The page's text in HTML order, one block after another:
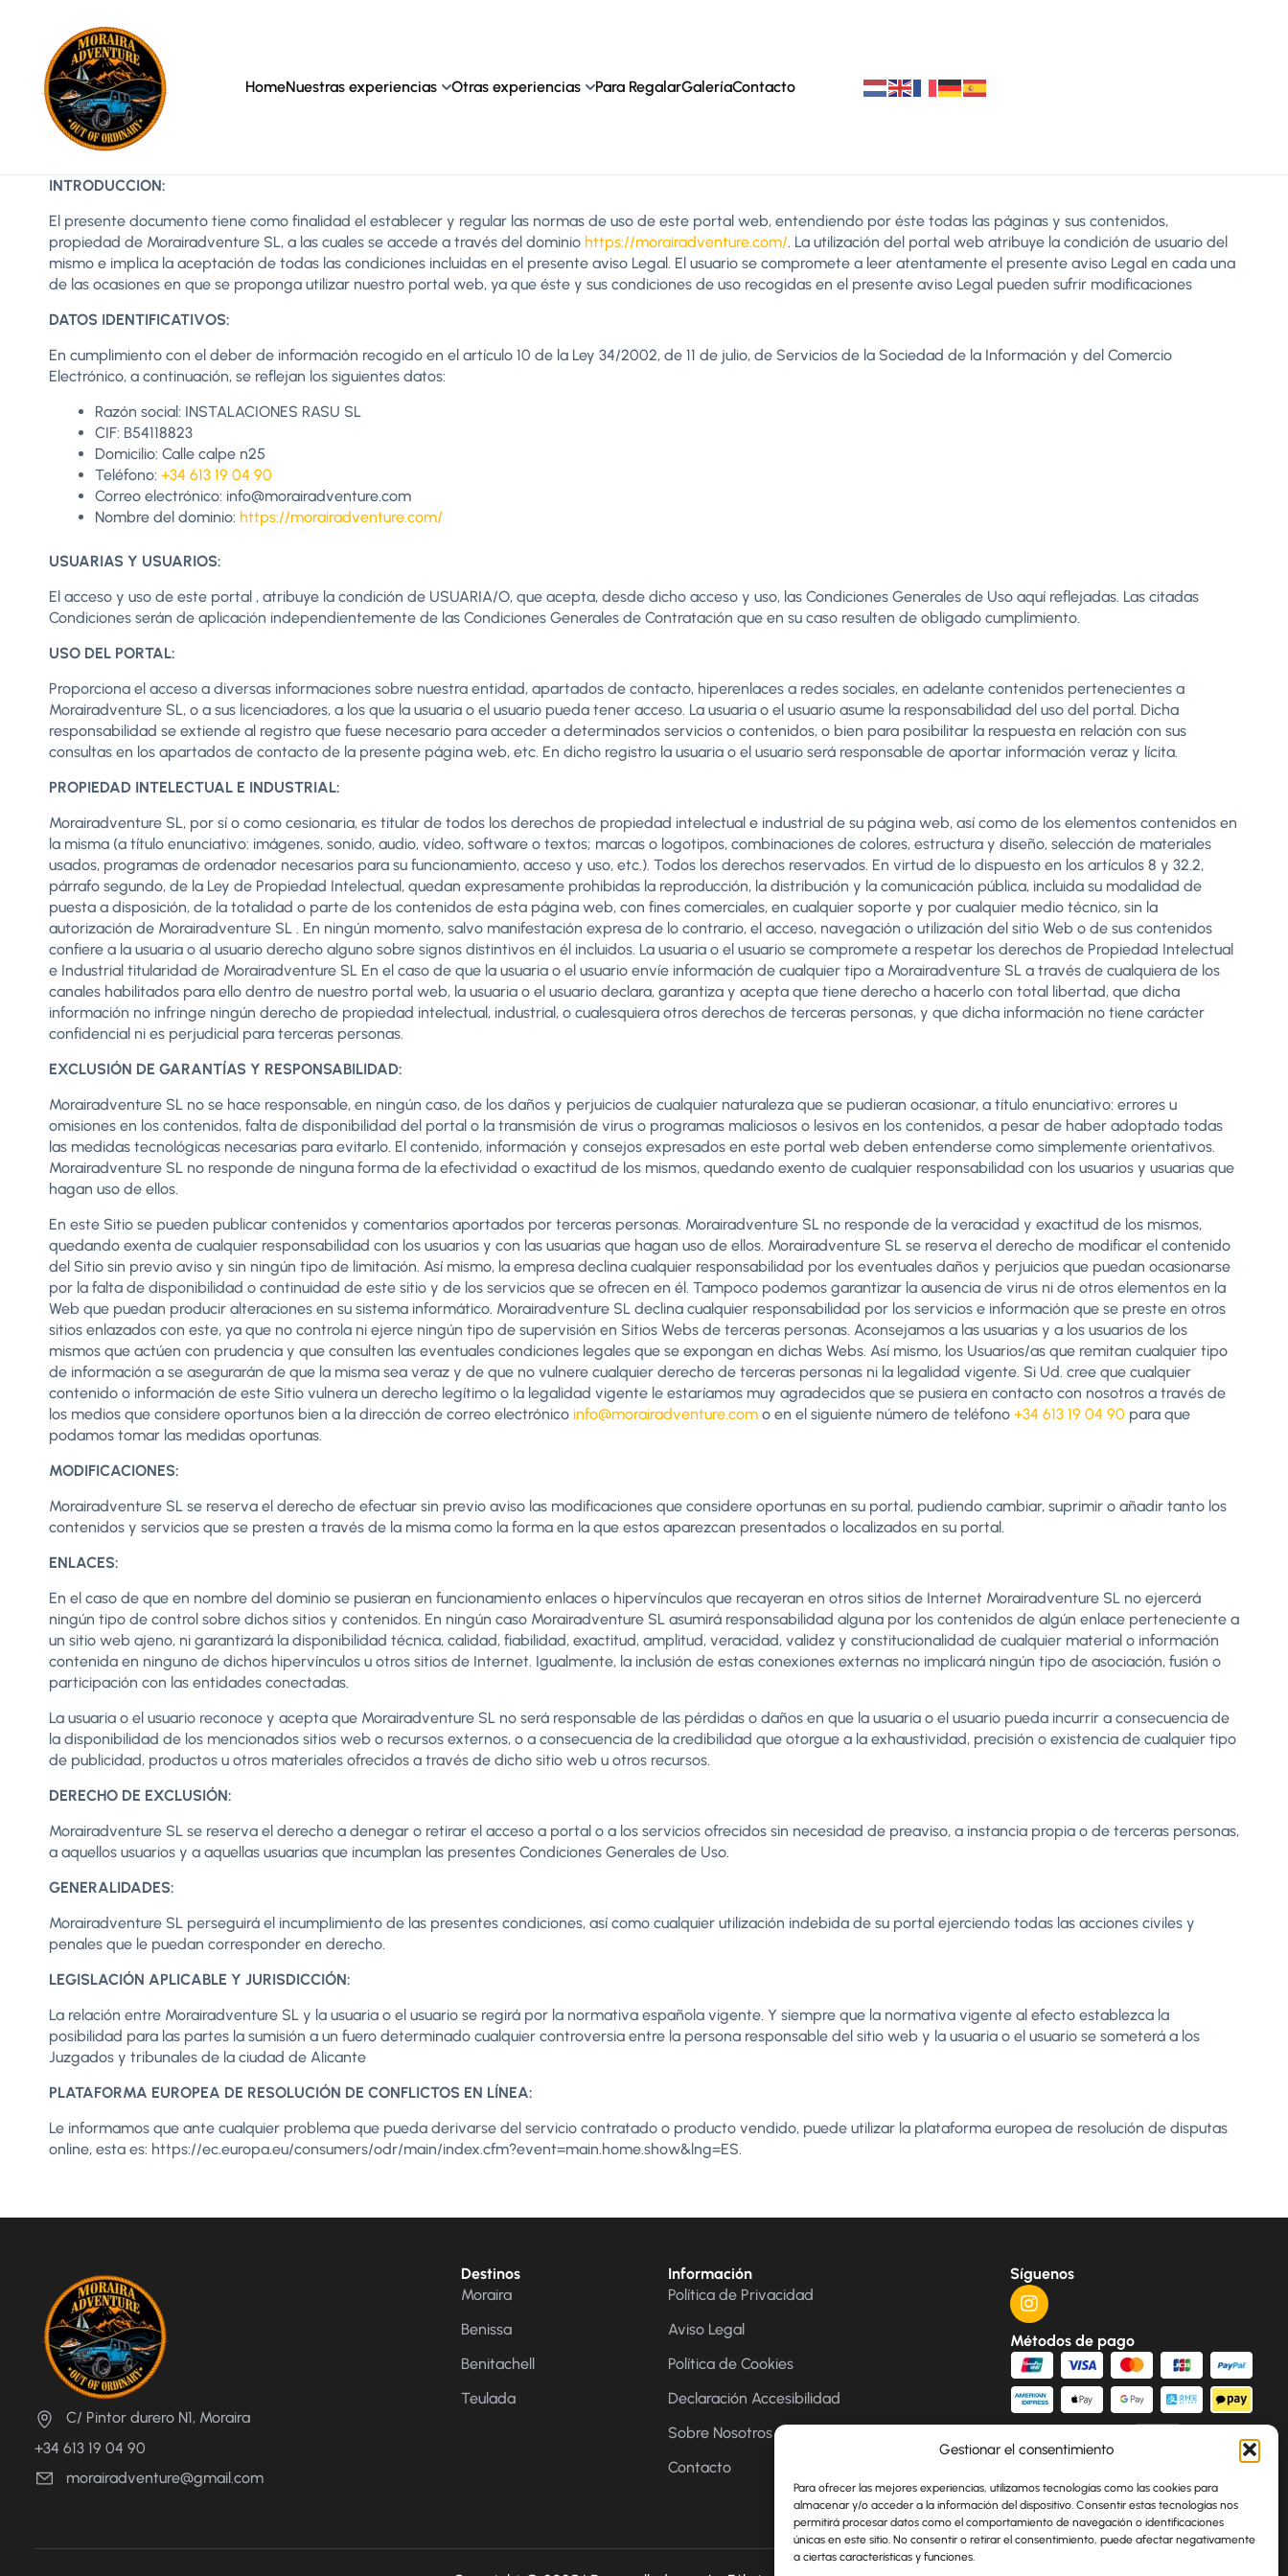
Gestionar el consentimiento
Para ofrecer las mejores experiencias, utilizamos tecnologías como las cookies para
almacenar y/o acceder a la información del dispositivo. Consentir estas tecnologías nos
permitirá procesar datos como el comportamiento de navegación o identificaciones
únicas en este sitio. No consentir o retirar el consentimiento, puede afectar negativamente
a ciertas características y funciones.
HomeNuestras experiencias Otras experiencias Para RegalarGaleríaContacto
INTRODUCCION:
El presente documento tiene como finalidad el establecer y regular las normas de uso de este portal web, entendiendo por éste todas las páginas y sus contenidos,
propiedad de Morairadventure SL, a las cuales se accede a través del dominio https://morairadventure.com/. La utilización del portal web atribuye la condición de usuario del
mismo e implica la aceptación de todas las condiciones incluidas en el presente aviso Legal. El usuario se compromete a leer atentamente el presente aviso Legal en cada una
de las ocasiones en que se proponga utilizar nuestro portal web, ya que éste y sus condiciones de uso recogidas en el presente aviso Legal pueden sufrir modificaciones
DATOS IDENTIFICATIVOS:
En cumplimiento con el deber de información recogido en el artículo 10 de la Ley 34/2002, de 11 de julio, de Servicios de la Sociedad de la Información y del Comercio
Electrónico, a continuación, se reflejan los siguientes datos:
Razón social: INSTALACIONES RASU SL
CIF: B54118823
Domicilio: Calle calpe n25
Teléfono: +34 613 19 04 90
Correo electrónico: info@morairadventure.com
Nombre del dominio: https://morairadventure.com/
USUARIAS Y USUARIOS:
El acceso y uso de este portal , atribuye la condición de USUARIA/O, que acepta, desde dicho acceso y uso, las Condiciones Generales de Uso aquí reflejadas. Las citadas
Condiciones serán de aplicación independientemente de las Condiciones Generales de Contratación que en su caso resulten de obligado cumplimiento.
USO DEL PORTAL:
Proporciona el acceso a diversas informaciones sobre nuestra entidad, apartados de contacto, hiperenlaces a redes sociales, en adelante contenidos pertenecientes a
Morairadventure SL, o a sus licenciadores, a los que la usuaria o el usuario pueda tener acceso. La usuaria o el usuario asume la responsabilidad del uso del portal. Dicha
responsabilidad se extiende al registro que fuese necesario para acceder a determinados servicios o contenidos, o bien para posibilitar la respuesta en relación con sus
consultas en los apartados de contacto de la presente página web, etc. En dicho registro la usuaria o el usuario será responsable de aportar información veraz y lícita.
PROPIEDAD INTELECTUAL E INDUSTRIAL:
Morairadventure SL, por sí o como cesionaria, es titular de todos los derechos de propiedad intelectual e industrial de su página web, así como de los elementos contenidos en
la misma (a título enunciativo: imágenes, sonido, audio, vídeo, software o textos; marcas o logotipos, combinaciones de colores, estructura y diseño, selección de materiales
usados, programas de ordenador necesarios para su funcionamiento, acceso y uso, etc.). Todos los derechos reservados. En virtud de lo dispuesto en los artículos 8 y 32.2,
párrafo segundo, de la Ley de Propiedad Intelectual, quedan expresamente prohibidas la reproducción, la distribución y la comunicación pública, incluida su modalidad de
puesta a disposición, de la totalidad o parte de los contenidos de esta página web, con fines comerciales, en cualquier soporte y por cualquier medio técnico, sin la
autorización de Morairadventure SL . En ningún momento, salvo manifestación expresa de lo contrario, el acceso, navegación o utilización del sitio Web o de sus contenidos
confiere a la usuaria o al usuario derecho alguno sobre signos distintivos en él incluidos. La usuaria o el usuario se compromete a respetar los derechos de Propiedad Intelectual
e Industrial titularidad de Morairadventure SL En el caso de que la usuaria o el usuario envíe información de cualquier tipo a Morairadventure SL a través de cualquiera de los
canales habilitados para ello dentro de nuestro portal web, la usuaria o el usuario declara, garantiza y acepta que tiene derecho a hacerlo con total libertad, que dicha
información no infringe ningún derecho de propiedad intelectual, industrial, o cualesquiera otros derechos de terceras personas, y que dicha información no tiene carácter
confidencial ni es perjudicial para terceras personas.
EXCLUSIÓN DE GARANTÍAS Y RESPONSABILIDAD:
Morairadventure SL no se hace responsable, en ningún caso, de los daños y perjuicios de cualquier naturaleza que se pudieran ocasionar, a título enunciativo: errores u
omisiones en los contenidos, falta de disponibilidad del portal o la transmisión de virus o programas maliciosos o lesivos en los contenidos, a pesar de haber adoptado todas
las medidas tecnológicas necesarias para evitarlo. El contenido, información y consejos expresados en este portal web deben entenderse como simplemente orientativos.
Morairadventure SL no responde de ninguna forma de la efectividad o exactitud de los mismos, quedando exento de cualquier responsabilidad con los usuarios y usuarias que
hagan uso de ellos.
En este Sitio se pueden publicar contenidos y comentarios aportados por terceras personas. Morairadventure SL no responde de la veracidad y exactitud de los mismos,
quedando exenta de cualquier responsabilidad con los usuarios y con las usuarias que hagan uso de ellos. Morairadventure SL se reserva el derecho de modificar el contenido
del Sitio sin previo aviso y sin ningún tipo de limitación. Así mismo, la empresa declina cualquier responsabilidad por los eventuales daños y perjuicios que puedan ocasionarse
por la falta de disponibilidad o continuidad de este sitio y de los servicios que se ofrecen en él. Tampoco podemos garantizar la ausencia de virus ni de otros elementos en la
Web que puedan producir alteraciones en su sistema informático. Morairadventure SL declina cualquier responsabilidad por los servicios e información que se preste en otros
sitios enlazados con este, ya que no controla ni ejerce ningún tipo de supervisión en Sitios Webs de terceras personas. Aconsejamos a las usuarias y a los usuarios de los
mismos que actúen con prudencia y que consulten las eventuales condiciones legales que se expongan en dichas Webs. Así mismo, los Usuarios/as que remitan cualquier tipo
de información a se asegurarán de que la misma sea veraz y de que no vulnere cualquier derecho de terceras personas ni la legalidad vigente. Si Ud. cree que cualquier
contenido o información de este Sitio vulnera un derecho legítimo o la legalidad vigente le estaríamos muy agradecidos que se pusiera en contacto con nosotros a través de
los medios que considere oportunos bien a la dirección de correo electrónico info@morairadventure.com o en el siguiente número de teléfono +34 613 19 04 90 para que
podamos tomar las medidas oportunas.
MODIFICACIONES:
Morairadventure SL se reserva el derecho de efectuar sin previo aviso las modificaciones que considere oportunas en su portal, pudiendo cambiar, suprimir o añadir tanto los
contenidos y servicios que se presten a través de la misma como la forma en la que estos aparezcan presentados o localizados en su portal.
ENLACES:
En el caso de que en nombre del dominio se pusieran en funcionamiento enlaces o hipervínculos que recayeran en otros sitios de Internet Morairadventure SL no ejercerá
ningún tipo de control sobre dichos sitios y contenidos. En ningún caso Morairadventure SL asumirá responsabilidad alguna por los contenidos de algún enlace perteneciente a
un sitio web ajeno, ni garantizará la disponibilidad técnica, calidad, fiabilidad, exactitud, amplitud, veracidad, validez y constitucionalidad de cualquier material o información
contenida en ninguno de dichos hipervínculos u otros sitios de Internet. Igualmente, la inclusión de estas conexiones externas no implicará ningún tipo de asociación, fusión o
participación con las entidades conectadas.
La usuaria o el usuario reconoce y acepta que Morairadventure SL no será responsable de las pérdidas o daños en que la usuaria o el usuario pueda incurrir a consecuencia de
la disponibilidad de los mencionados sitios web o recursos externos, o a consecuencia de la credibilidad que otorgue a la exhaustividad, precisión o existencia de cualquier tipo
de publicidad, productos u otros materiales ofrecidos a través de dicho sitio web u otros recursos.
DERECHO DE EXCLUSIÓN:
Morairadventure SL se reserva el derecho a denegar o retirar el acceso a portal o a los servicios ofrecidos sin necesidad de preaviso, a instancia propia o de terceras personas,
a aquellos usuarios y a aquellas usuarias que incumplan las presentes Condiciones Generales de Uso.
GENERALIDADES:
Morairadventure SL perseguirá el incumplimiento de las presentes condiciones, así como cualquier utilización indebida de su portal ejerciendo todas las acciones civiles y
penales que le puedan corresponder en derecho.
LEGISLACIÓN APLICABLE Y JURISDICCIÓN:
La relación entre Morairadventure SL y la usuaria o el usuario se regirá por la normativa española vigente. Y siempre que la normativa vigente al efecto establezca la
posibilidad para las partes la sumisión a un fuero determinado cualquier controversia entre la persona responsable del sitio web y la usuaria o el usuario se someterá a los
Juzgados y tribunales de la ciudad de Alicante
PLATAFORMA EUROPEA DE RESOLUCIÓN DE CONFLICTOS EN LÍNEA:
Le informamos que ante cualquier problema que pueda derivarse del servicio contratado o producto vendido, puede utilizar la plataforma europea de resolución de disputas
online, esta es: https://ec.europa.eu/consumers/odr/main/index.cfm?event=main.home.show&lng=ES.
C/ Pintor durero N1, Moraira
+34 613 19 04 90
morairadventure@gmail.com
Destinos
Moraira
Benissa
Benitachell
Teulada
Información
Política de Privacidad
Aviso Legal
Política de Cookies
Declaración Accesibilidad
Sobre Nosotros
Contacto
Síguenos
Métodos de pago